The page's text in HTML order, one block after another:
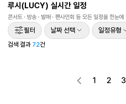
발
매
루시(LUCY) 실시간 일정
콘서트 · 방송 · 발매 · 팬사인회 등 모든 일정을 한눈
필터 날짜 선택 일정유형
검색 결과 72건
1 2 3